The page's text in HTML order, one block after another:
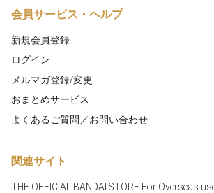
会員サービス・ヘルプ
新規会員登録
ログイン
メルマガ登録/変更
おまとめサービス
よくあるご質問／お問い合わせ
関連サイト
THE OFFICIAL BANDAI STORE For Overseas